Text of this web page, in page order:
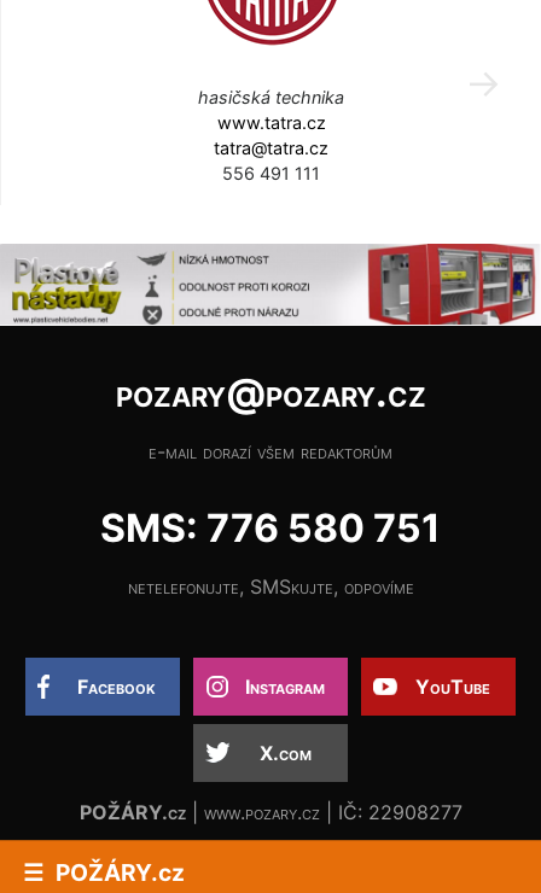
POŽÁRY.cz
hasičská technika
www.tatra.cz
tatra@tatra.cz
556 491 111
pozary@pozary.cz
e-mail dorazí všem redaktorům
SMS: 776 580 751
netelefonujte, SMSkujte, odpovíme
Facebook Instagram YouTube
X.com
POŽÁRY.cz| www.pozary.cz | IČ: 22908277